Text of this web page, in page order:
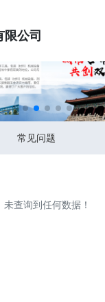
公司
常见问题
未查询到任何数据！